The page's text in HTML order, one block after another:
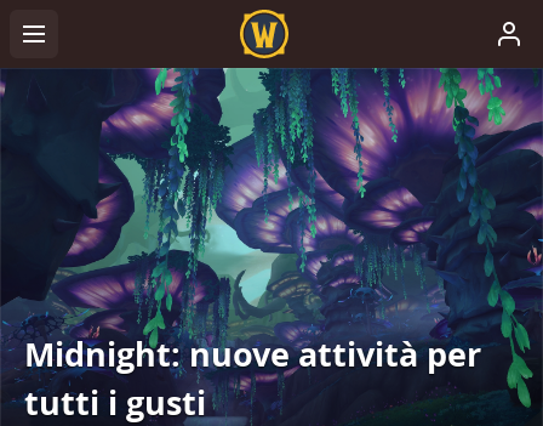
Midnight: nuove attività per
tutti i gusti